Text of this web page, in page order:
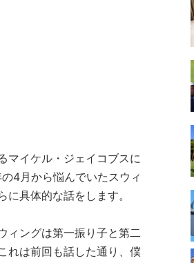
マイケル・ジェイコブスに
4月から悩んでいたスウィ
具体的な話をします。
ィングは第一振り子と第二
れは前回も話した通り、僕